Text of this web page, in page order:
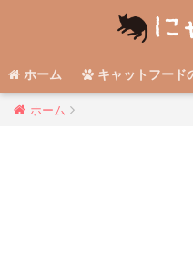
ホーム キャットフード
ホーム